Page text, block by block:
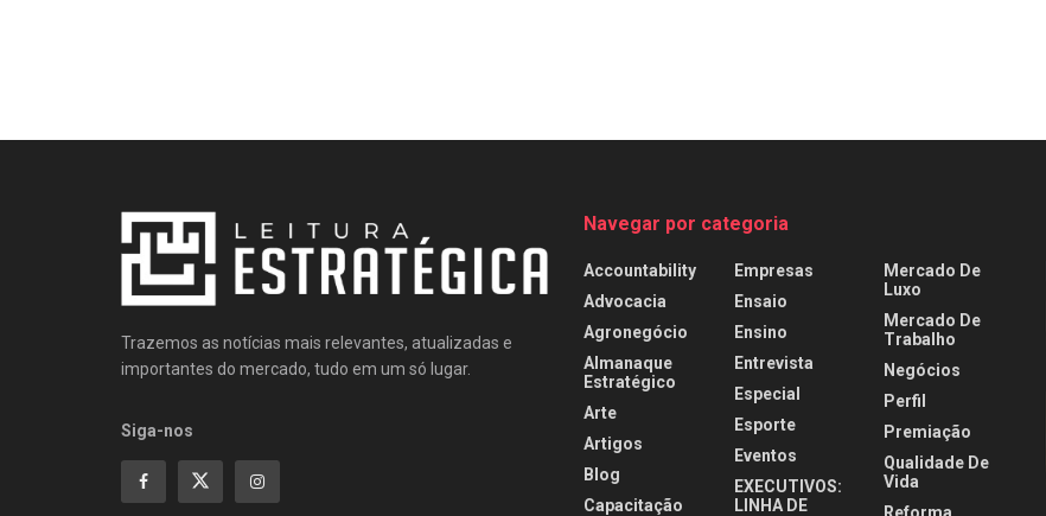
Trazemos as notícias mais relevantes, atualizadas e
importantes do mercado, tudo em um só lugar.
Siga-nos
Navegar por categoria
Accountability
Advocacia
Agronegócio
Almanaque
Estratégico
Arte
Artigos
Blog
Capacitação
Empresas
Ensaio
Ensino
Entrevista
Especial
Esporte
Eventos
EXECUTIVOS:
LINHA DE
Mercado De
Luxo
Mercado De
Trabalho
Negócios
Perfil
Premiação
Qualidade De
Vida
Reforma